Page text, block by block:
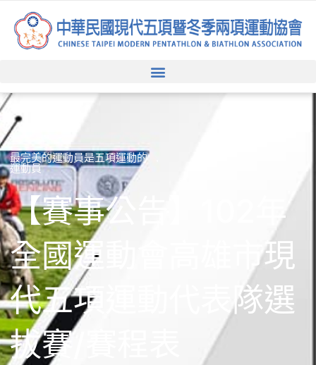
最完美的運動員是五項運動的
運動員
【賽事公告】102年
全國運動會高雄市現
代五項運動代表隊選
拔賽/賽程表